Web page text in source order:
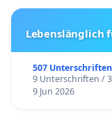
Lebenslänglich
507 Unterschriften
9 Unterschriften /
9 Jun 2026